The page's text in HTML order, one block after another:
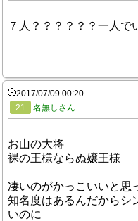
７人？？？？？？一人で
2017/07/09 00:20
21
名無しさん
お山の大将
裸の王様ならぬ嬢王様
凄いのがかっこいいと思
知名度はあるんだからシ
いのに